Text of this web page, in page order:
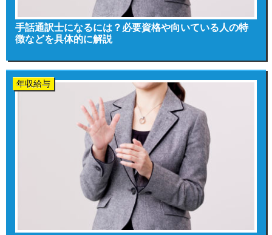
手話通訳士になるには？必要資格や向いている人の特
徴などを具体的に解説
年収給与